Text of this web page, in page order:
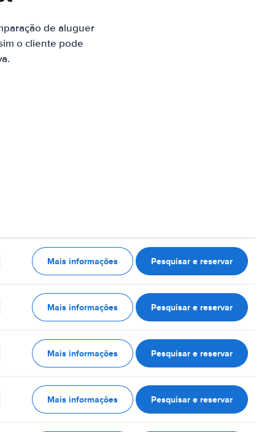
de aluguer
o cliente pode
Mais informações Pesquisar e reservar
Mais informações Pesquisar e reservar
Mais informações Pesquisar e reservar
Mais informações Pesquisar e reservar